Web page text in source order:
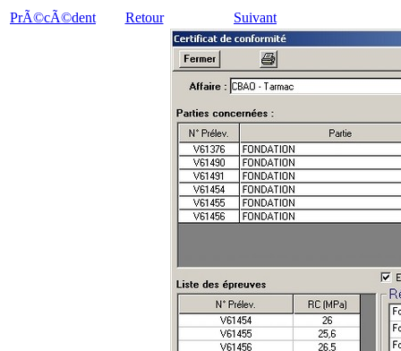
PrÃ©cÃ©dent Retour Suivant